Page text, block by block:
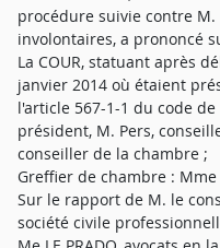
procédure suivie contre
involontaires, a prononcé
La COUR, statuant après
janvier 2014 où étaient
l'article 567-1-1 du code
président, M. Pers,
conseiller de la chambre ;
Greffier de chambre : Mme
Sur le rapport de M. le
société civile